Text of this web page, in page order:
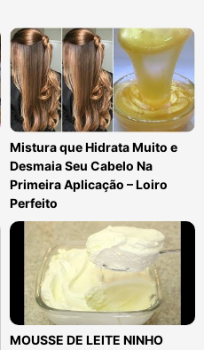
Mistura que Hidrata Muito e
Desmaia Seu Cabelo Na
Primeira Aplicação – Loiro
Perfeito
MOUSSE DE LEITE NINHO